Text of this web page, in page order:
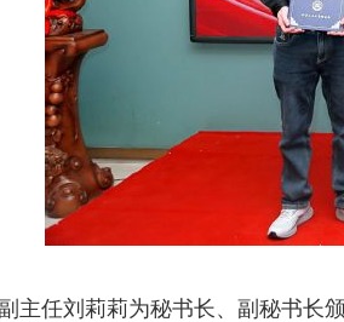
主任刘莉莉为秘书长、副秘书长